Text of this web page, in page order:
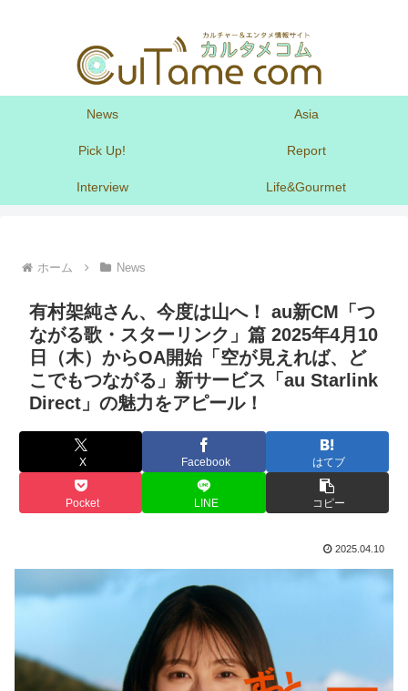
News Asia
Pick Up! Report
Interview Life&Gourmet
ホーム News
有村架純さん、今度は山へ！ au新CM「つ
ながる歌・スターリンク」篇 2025年4月10
日（木）からOA開始「空が見えれば、ど
こでもつながる」新サービス「au Starlink
Direct」の魅力をアピール！
X Facebook はてブ
Pocket LINE コピー
2025.04.10